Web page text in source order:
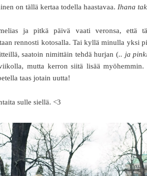
on tällä kertaa todella haastavaa. Ihana
ja pitkä päivä vaati veronsa, että
rennosti kotosalla. Tai kyllä minulla yksi
saatoin nimittäin tehdä hurjan (.. ja
mutta kerron siitä lisää myöhemmin.
taas jotain uutta!
sulle siellä. <3